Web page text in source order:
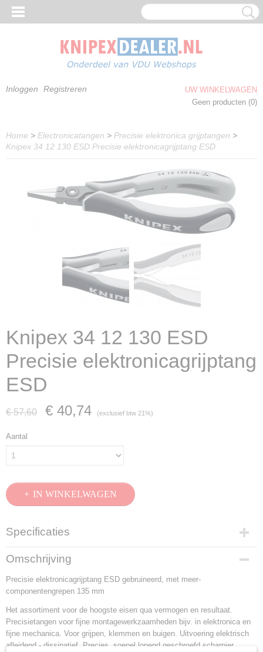
Inloggen Registreren
UW WINKELWAGEN
Geen producten (0)
Home > Electronicatangen > Precisie elektronica grijptangen >
Knipex 34 12 130 ESD Precisie elektronicagrijptang ESD
Knipex 34 12 130 ESD
Precisie elektronicagrijptang
ESD
€ 57,60 € 40,74 (exclusief btw 21%)
Aantal
IN WINKELWAGEN
Specificaties
Productcode
34 12 130 ESD
EAN code
4003773061632
Productcode leverancier
34 12 130 ESD
Netto gewicht
0,06 Kg
Omschrijving
Precisie elektronicagrijptang ESD gebruineerd, met meer-
componentengrepen 135 mm
Het assortiment voor de hoogste eisen qua vermogen en resultaat.
Precisietangen voor fijne montagewerkzaamheden bijv. in elektronica en
fijne mechanica. Voor grijpen, klemmen en buigen. Uitvoering elektrisch
afleidend - dissipatief. Precies, soepel lopend geschroefd scharnier.